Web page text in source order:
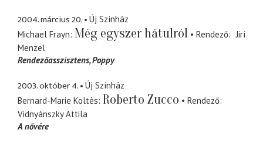
2004. március 20.
Új Színház
Michael Frayn Még egyszer hátulról Rendező
Jirí
Menzel
Rendezőasszisztens Poppy
2003. október 4.
Új Színház
Bernard-Marie Koltès Roberto Zucco
Rendező
Vidnyánszky Attila
A nővére